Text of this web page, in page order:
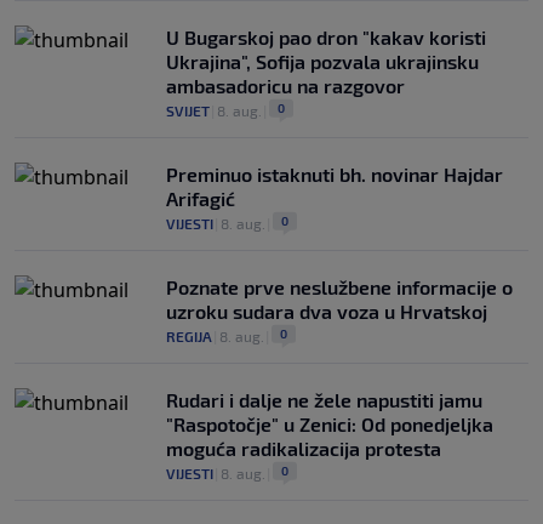
U Bugarskoj pao dron "kakav koristi
Ukrajina", Sofija pozvala ukrajinsku
ambasadoricu na razgovor
SVIJET 8. aug. 0
Preminuo istaknuti bh. novinar Hajdar
Arifagić
VIJESTI 8. aug. 0
Poznate prve neslužbene informacije o
uzroku sudara dva voza u Hrvatskoj
REGIJA 8. aug. 0
Rudari i dalje ne žele napustiti jamu
"Raspotočje" u Zenici: Od ponedjeljka
moguća radikalizacija protesta
VIJESTI 8. aug. 0